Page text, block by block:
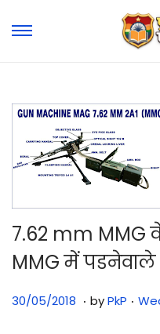
7.62 mm MMG
MMG में
Posted on
30/05/2018 3. byPkP .